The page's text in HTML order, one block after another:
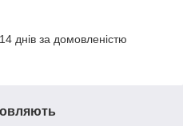
днів за домовленістю